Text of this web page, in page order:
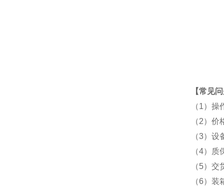
【常见
（1）
（2）
（3）
（4）质
（5）
（6）装